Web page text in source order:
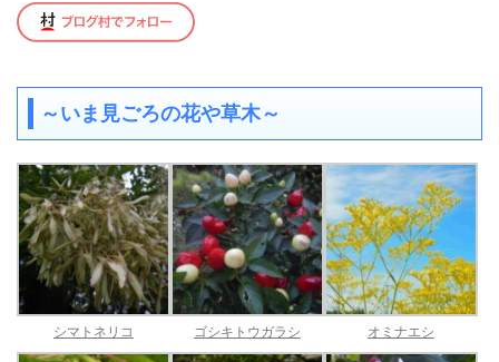
～いま見ごろの花や草木～
シマトネリコ ゴシキトウガラシ オミナエシ